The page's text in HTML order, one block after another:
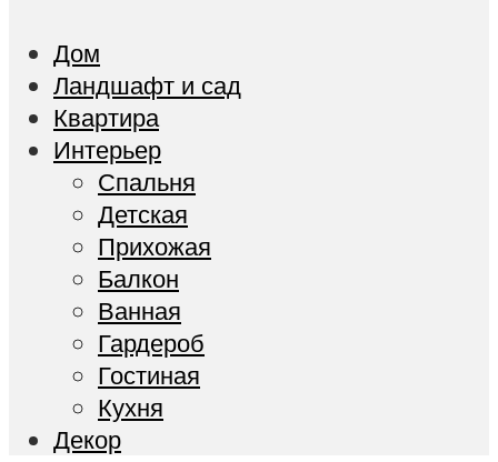
Дом
Ландшафт и сад
Квартира
Интерьер
Спальня
Детская
Прихожая
Балкон
Ванная
Гардероб
Гостиная
Кухня
Декор